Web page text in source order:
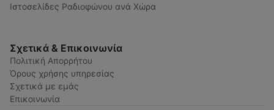
Ιστοσελίδες Ραδιοφώνου ανά Χώρα
Σχετικά & Επικοινωνία
Πολιτική Απορρήτου
Όρους χρήσης υπηρεσίας
Σχετικά με εμάς
Επικοινωνία